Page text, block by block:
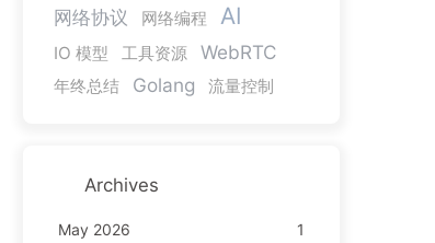
网络协议 网络编程 AI
IO 模型 工具资源 WebRTC
年终总结 Golang 流量控制
Archives
May 2026
1